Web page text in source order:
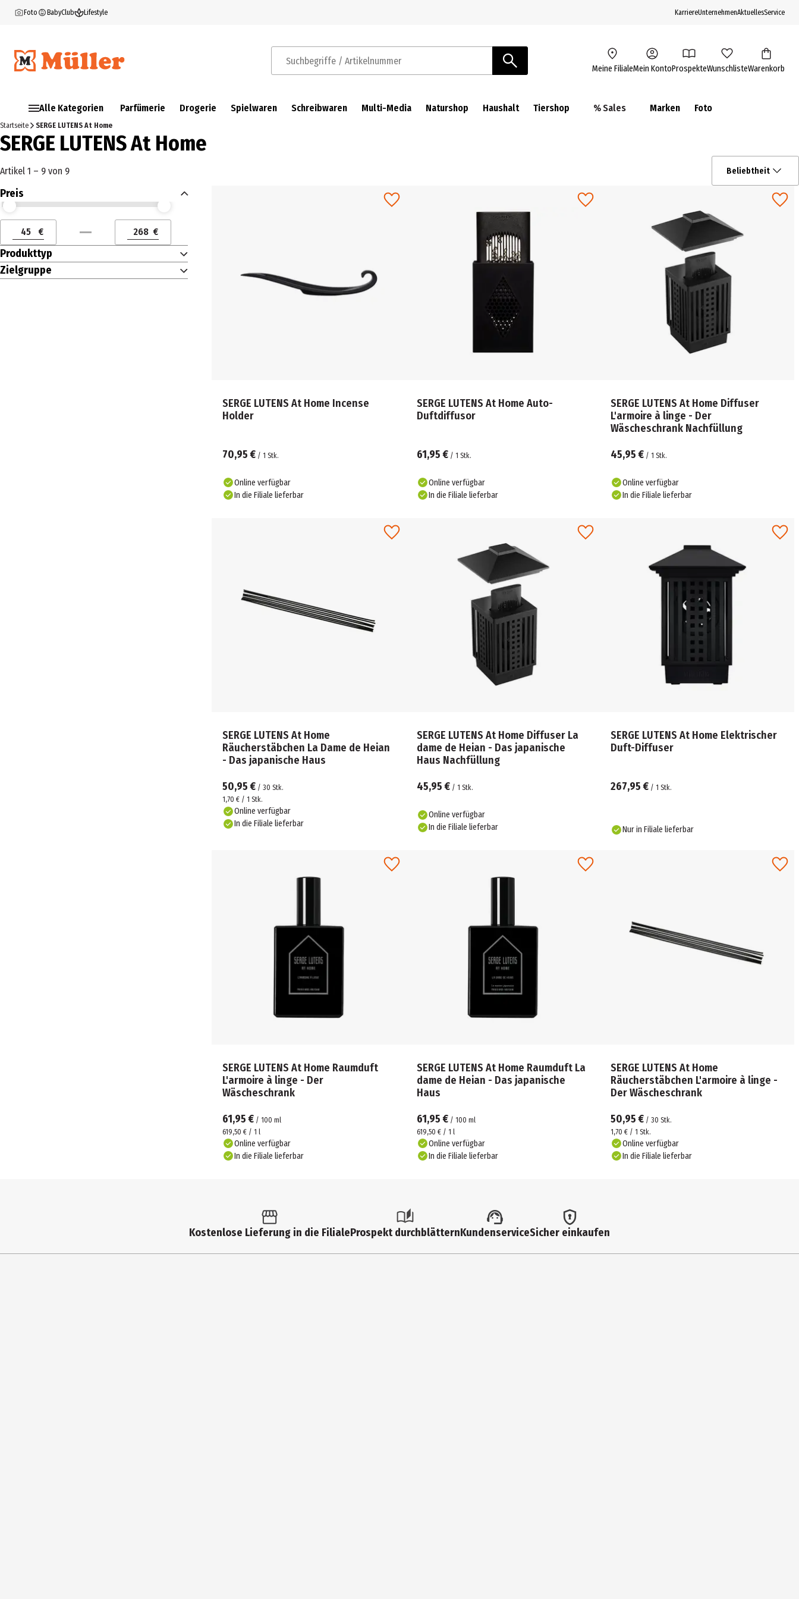
Foto BabyClub Lifestyle KarriereUnternehmenAktuellesService
Suchbegriffe / Artikelnummer Meine FilialeMein KontoProspekteWunschlisteWarenkorb
Alle Kategorien Parfümerie Drogerie Spielwaren Schreibwaren Multi-Media Naturshop Haushalt Tiershop % Sales Marken Foto
Startseite SERGE LUTENS At Home
SERGE LUTENS At Home
Artikel 1 – 9 von 9 Beliebtheit
Preis
Preis (€) ab
Preis (€) bis
Preis (€) ab
€
Preis (€) bis
€
Produkttyp
Zielgruppe
SERGE LUTENS At Home Incense
Holder
70,95 € / 1 Stk.
Online verfügbar
In die Filiale lieferbar
SERGE LUTENS At Home Auto-
Duftdiffusor
61,95 €/ 1 Stk.
Online verfügbar
In die Filiale lieferbar
SERGE LUTENS At Home Diffuser
L'armoire à linge - Der
Wäscheschrank Nachfüllung
45,95 € / 1 Stk.
Online verfügbar
In die Filiale lieferbar
SERGE LUTENS At Home
Räucherstäbchen La Dame de Heian
- Das japanische Haus
50,95 € / 30 Stk.
1,70 € / 1 Stk.
Online verfügbar
In die Filiale lieferbar
SERGE LUTENS At Home Diffuser La
dame de Heian - Das japanische
Haus Nachfüllung
45,95 €/ 1 Stk.
Online verfügbar
In die Filiale lieferbar
SERGE LUTENS At Home Elektrischer
Duft-Diffuser
267,95 € / 1 Stk.
Nur in Filiale lieferbar
SERGE LUTENS At Home Raumduft
L'armoire à linge - Der
Wäscheschrank
61,95 € / 100 ml
619,50 € / 1 l
Online verfügbar
In die Filiale lieferbar
SERGE LUTENS At Home Raumduft La
dame de Heian - Das japanische
Haus
61,95 €/ 100 ml
619,50 € / 1 l
Online verfügbar
In die Filiale lieferbar
SERGE LUTENS At Home
Räucherstäbchen L'armoire à linge -
Der Wäscheschrank
50,95 € /30 Stk.
1,70 € / 1 Stk.
Online verfügbar
In die Filiale lieferbar
Kostenlose Lieferung in die FilialeProspekt durchblätternKundenserviceSicher einkaufen